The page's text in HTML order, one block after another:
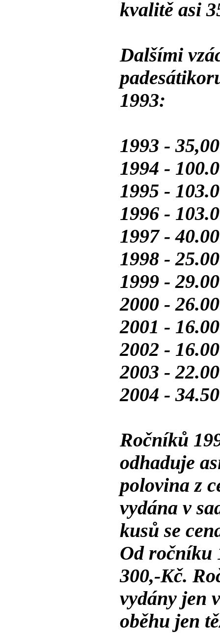
kvalitě asi
Dalšími
1993:
1993 -
1994 -
1995 -
1996 -
1997 -
1998 -
1999 -
2000 -
2001 -
2002 -
2003 -
2004 -
Ročníků
odhaduje
polovina z
vydána v
kusů se
Od ročníku
300,-Kč.
vydány jen
oběhu jen